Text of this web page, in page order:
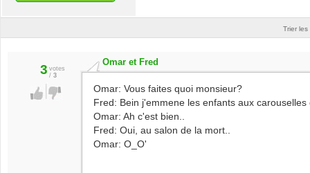
Trier
3 votes
/ 3
Omar et Fred
Omar: Vous faites quoi monsieur?
Fred: Bein j'emmene les enfants aux carouselles
Omar: Ah c'est bien..
Fred: Oui, au salon de la mort..
Omar: O_O'